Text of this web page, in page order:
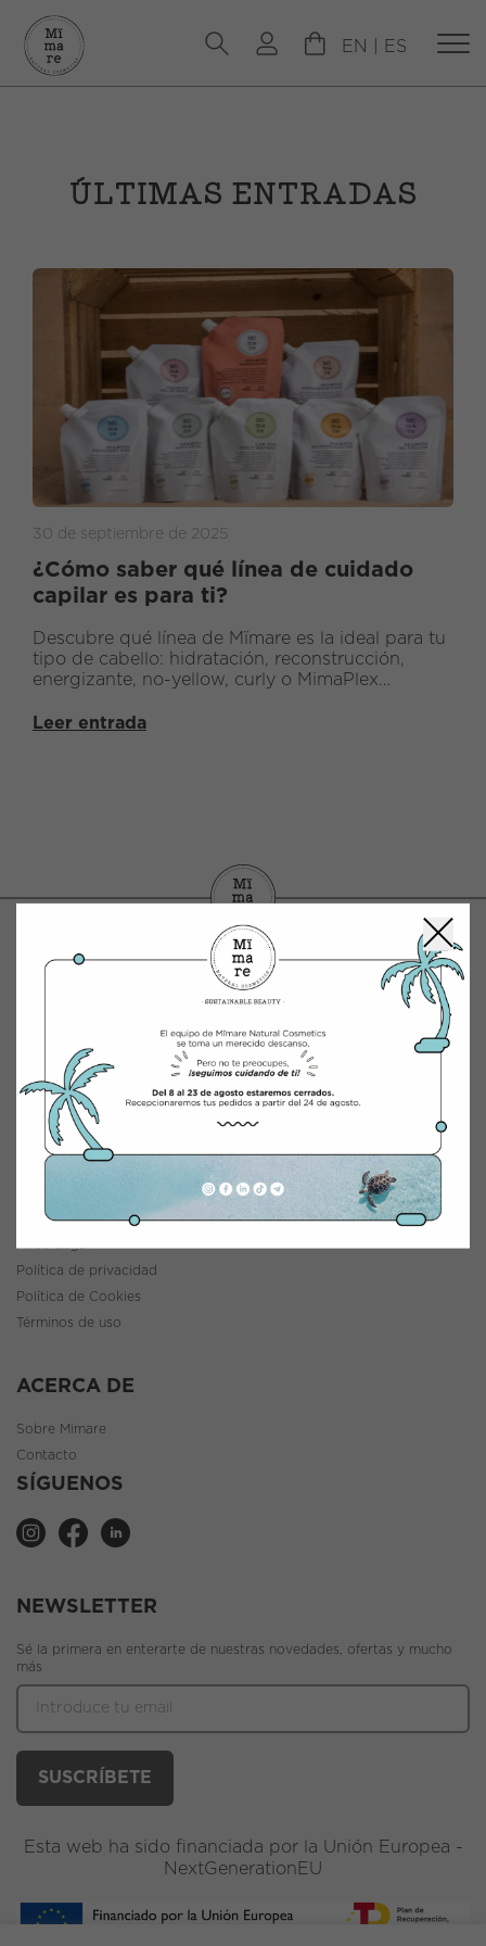
EN ES
ÚLTIMAS ENTRADAS
30 de septiembre de 2025
¿Cómo saber qué línea de cuidado
capilar es para ti?
Descubre qué línea de Mïmare es la ideal para tu
tipo de cabello: hidratación, reconstrucción,
energizante, no-yellow, curly o MimaPlex
Leer entrada
CONTACTO
INTEGRACIÓN Y DISTRIBUCIÓN COSMÉTICA
Polígono Industrial Saprelorca, B/111
30817 Lorca (Murcia), España
www.mimarenaturalcosmetics.com
Teléfono:968 47 60 59
INFORMACIÓN
Política de envíos y devoluciones
Política de privacidad
Política de Cookies
Términos de uso
ACERCA DE
Sobre Mimare
Contacto
SÍGUENOS
NEWSLETTER
Sé la primera en enterarte de nuestras novedades, ofertas y mucho
más
Esta web ha sido financiada por la Unión Europea -
NextGenerationEU